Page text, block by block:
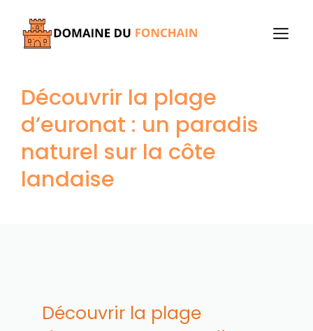
contenu
Découvrir la plage
d’euronat : un paradis
naturel sur la côte
landaise
Découvrir la plage